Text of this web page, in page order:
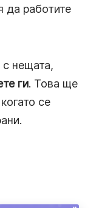
да работите
с нещата,
ги. Това ще
се